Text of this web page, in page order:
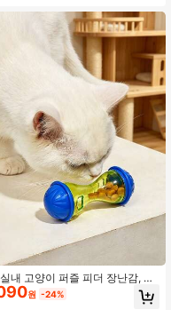
내 고양이 퍼즐 피더 장난감, 음
아짐 방지용 음식 디스펜서 장난
려동물용 슬로우 피더 및 인터랙
원 -24%